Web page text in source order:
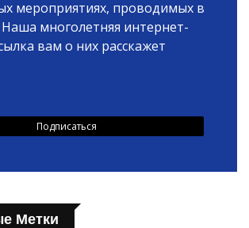
мероприятиях, проводимых в
многолетняя интернет-
вам о них расскажет
Метки